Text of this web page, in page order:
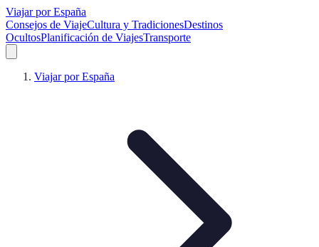
Viajar por España
Consejos de ViajeCultura y TradicionesDestinos
OcultosPlanificación de ViajesTransporte
Viajar por España